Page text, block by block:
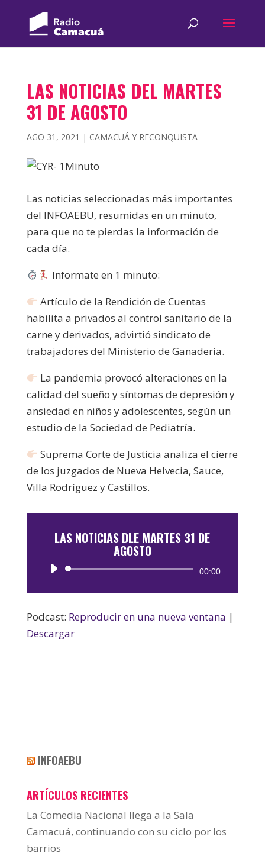
LAS NOTICIAS DEL MARTES
31 DE AGOSTO
AGO 31, 2021 | CAMACUÁ Y RECONQUISTA
Las noticias seleccionadas más importantes
del INFOAEBU, resumidas en un minuto,
para que no te pierdas la información de
cada día.
Informate en 1 minuto:
Artículo de la Rendición de Cuentas
habilita a privados al control sanitario de la
carne y derivados, advirtió sindicato de
trabajadores del Ministerio de Ganadería.
La pandemia provocó alteraciones en la
calidad del sueño y síntomas de depresión y
ansiedad en niños y adolescentes, según un
estudio de la Sociedad de Pediatría.
Suprema Corte de Justicia analiza el cierre
de los juzgados de Nueva Helvecia, Sauce,
Villa Rodríguez y Castillos.
LAS NOTICIAS DLE MARTES 31 DE
AGOSTO
Reproductor
00:00
Podcast: Reproducir en una nueva ventana |
Descargar
INFOAEBU
ARTÍCULOS RECIENTES
La Comedia Nacional llega a la Sala
Camacuá, continuando con su ciclo por los
barrios